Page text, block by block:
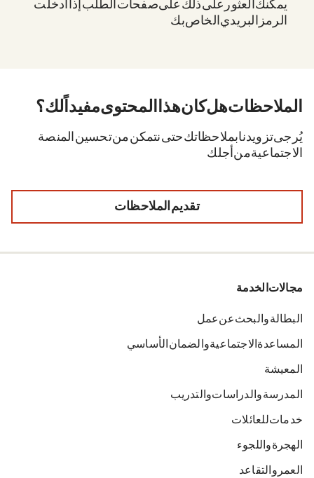
يمكنك العثور على ذلك على صفحات الطلب إذا أدخلت
الرمز البريدي الخاص بك.
الملاحظات. هل كان هذا المحتوى مفيداً لك؟
يُرجى تزويدنا بملاحظاتك حتى نتمكن من تحسين المنصة
الاجتماعية من أجلك.
تقديم الملاحظات
مجالات الخدمة
البطالة والبحث عن عمل
المساعدة الاجتماعية والضمان الأساسي
المعيشة
المدرسة والدراسات والتدريب
خدمات للعائلات
الهجرة واللجوء
العمر والتقاعد